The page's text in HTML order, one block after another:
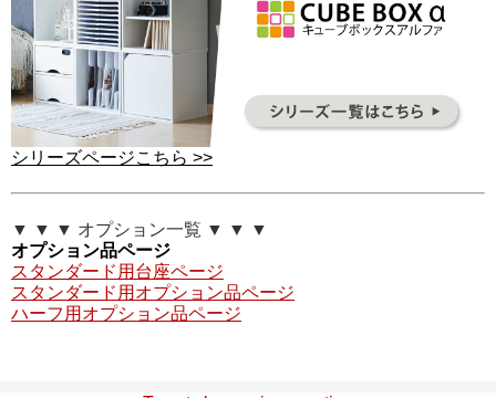
シリーズページこちら >>
▼ ▼ ▼ オプション一覧 ▼ ▼ ▼
オプション品ページ
スタンダード用台座ページ
スタンダード用オプション品ページ
ハーフ用オプション品ページ